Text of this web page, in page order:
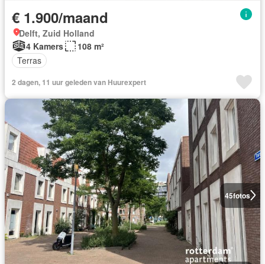
€ 1.900/maand
Delft, Zuid Holland
4 Kamers
108 m²
Terras
2 dagen, 11 uur geleden van Huurexpert
45fotos